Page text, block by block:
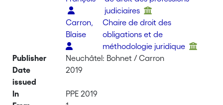
judiciaires
Carron,
Blaise
Chaire de droit des
obligations et de
méthodologie juridique
Publisher
Neuchâtel: Bohnet / Carron
Date
issued
2019
In
PPE 2019